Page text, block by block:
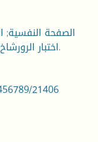
الصفحة النفسية;
اختبار الشّخصية المتّعدد الأوجه;MMPI-2اختبار الرورشاخ.
21406